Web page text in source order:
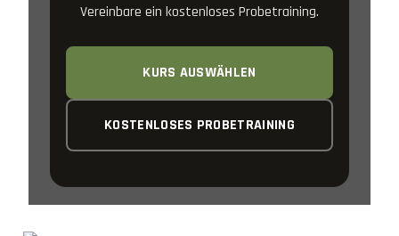
Vereinbare ein kostenloses Probetraining.
KURS AUSWÄHLEN
KOSTENLOSES PROBETRAINING